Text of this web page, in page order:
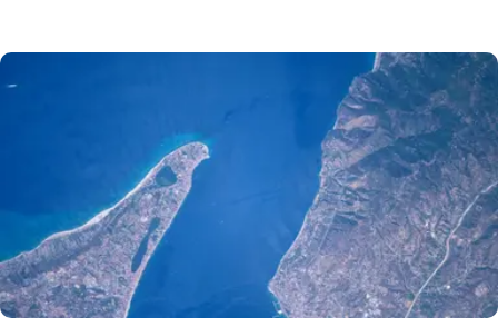
Trentino
Umbria
Valle
D'Aosta